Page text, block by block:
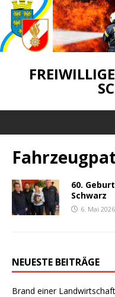
60.
Schwarz
6. Mai 2026
NEUESTE BEITRÄGE
Brand einer